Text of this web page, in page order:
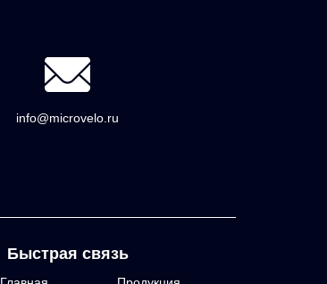
info@microvelo.ru
Быстрая связь